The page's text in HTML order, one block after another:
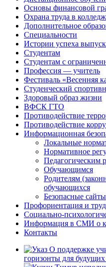
Основы финансовой
Охрана труда в
Дополнительное
Специальности
Истории успеха
Студентам
Студентам с
Профессия — учитель
Фестиваль «Весенняя
Студенческий
Здоровый образ жизни
ВФСК ГТО
Противодействие
Противодействие
Информационная
Локальные
Нормативное
Педагогическим
Обучающимся
Родителям
обучающихся
Безопасные сайты
Профориентация и
Социально-
Информация в СМИ о
Контакты
горизонты для